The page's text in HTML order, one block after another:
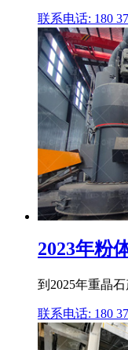
联系电话: 180
2023年粉
到2025年重晶
联系电话: 180